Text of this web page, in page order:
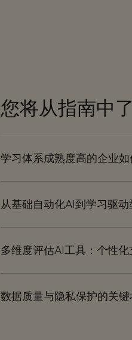
您将从指南中
学习体系成熟度高的企业
从基础自动化AI到学习驱
多维度评估AI工具：个性
数据质量与隐私保护的关